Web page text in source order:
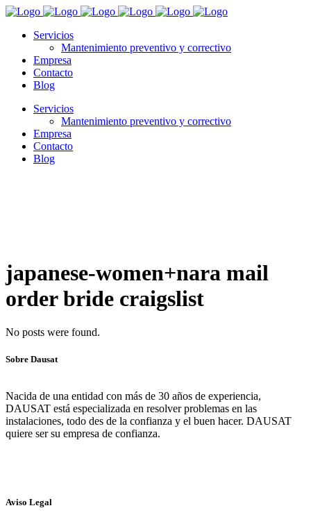
Servicios
Mantenimiento preventivo y correctivo
Empresa
Contacto
Blog
Servicios
Mantenimiento preventivo y correctivo
Empresa
Contacto
Blog
japanese-women+nara mail
order bride craigslist
No posts were found.
Sobre Dausat
Nacida de una entidad con más de 30 años de experiencia,
DAUSAT está especializada en resolver problemas en las
instalaciones, todo des de la confianza y el buen hacer. DAUSAT
quiere ser su empresa de confianza.
Aviso Legal